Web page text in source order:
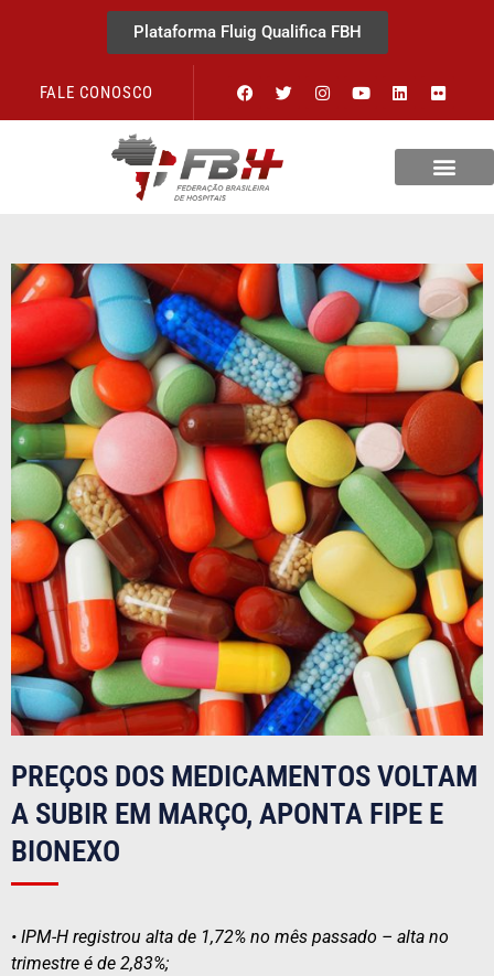
Plataforma Fluig Qualifica FBH
FALE CONOSCO
PREÇOS DOS MEDICAMENTOS VOLTAM
A SUBIR EM MARÇO, APONTA FIPE E
BIONEXO
• IPM-H registrou alta de 1,72% no mês passado – alta no
trimestre é de 2,83%;